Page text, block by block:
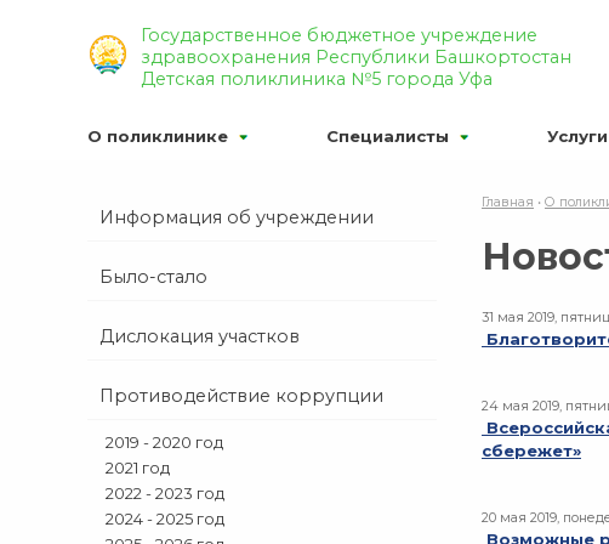
Р’РµСЂСЃРёСЏ РґР»СЏ
Р¦РІРµС‚РѕРІР°СЏ СЃС…РµРјР°: Р¦
Государственное бюджетное учреждение
здравоохранения Республики Башкортостан
Детская поликлиника №5 города Уфа
О поликлинике Специалисты Услуги
Информация об учреждении
Было-стало
Дислокация участков
Противодействие коррупции
2019 - 2020 год
2021 год
2022 - 2023 год
2024 - 2025 год
Главная • О
31 мая 2019,
24 мая 2019,
сбережет»
20 мая 2019,
Возможные